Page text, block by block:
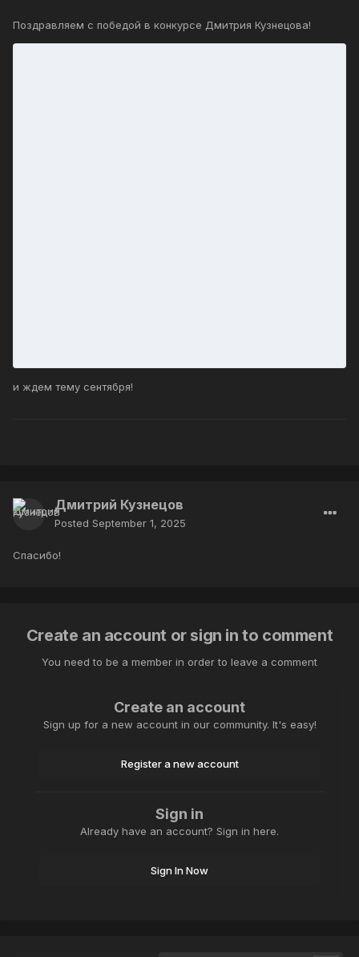
Поздравляем с победой в конкурсе Дмитрия Кузнецова!
и ждем тему сентября!
Дмитрий Кузнецов
Posted September 1, 2025
Спасибо!
Create an account or sign in to comment
You need to be a member in order to leave a comment
Create an account
Sign up for a new account in our community. It's easy!
Register a new account
Sign in
Already have an account? Sign in here.
Sign In Now